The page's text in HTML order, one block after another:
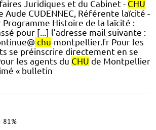
Juridiques et du Cabinet - CHU
CUDENNEC, Référente laïcité -
Histoire de la laïcité :
pour [...] l’adresse mail suivante :
chu-montpellier.fr Pour les
se préinscrire directement en se
les agents du CHU de Montpellier
« bulletin
81%